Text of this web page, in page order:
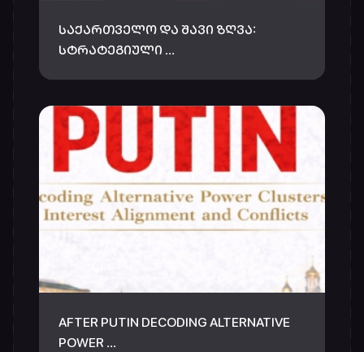
ᲡᲐᲥᲐᲠᲗᲕᲔᲚᲝ ᲓᲐ ᲨᲐᲕᲘ ᲖᲦᲕᲐ:
ᲡᲢᲠᲐᲢᲔᲒᲘᲣᲚᲘ …
AFTER PUTIN DECODING ALTERNATIVE
POWER …